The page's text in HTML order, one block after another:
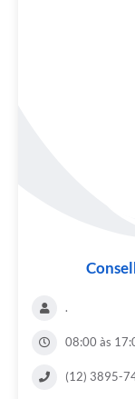
.
08:00 às
(12) 3895-